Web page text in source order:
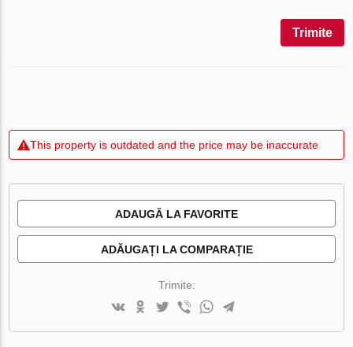
Trimite
This property is outdated and the price may be inaccurate
ADAUGĂ LA FAVORITE
ADĂUGAȚI LA COMPARAȚIE
Trimite: